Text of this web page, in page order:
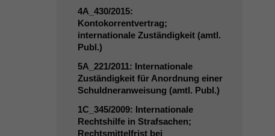
4A_430/2015:
Kontokorrentvertrag;
internationale Zuständigkeit (amtl.
Publ.)
5A_221/2011: Internationale
Zuständigkeit für Anordnung einer
Schuldneranweisung (amtl. Publ.)
1C_345/2009: Internationale
Rechtshilfe in Strafsachen;
Rechtsmittelfrist bei